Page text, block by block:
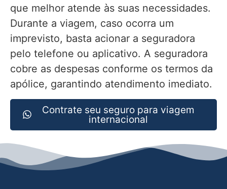
que melhor atende às suas necessidades.
Durante a viagem, caso ocorra um
imprevisto, basta acionar a seguradora
pelo telefone ou aplicativo. A seguradora
cobre as despesas conforme os termos da
apólice, garantindo atendimento imediato.
Contrate seu seguro para viagem
internacional